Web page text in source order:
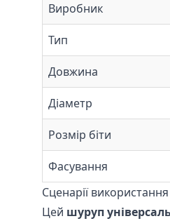
Виробник
Тип
Довжина
Діаметр
Розмір біти
Фасування
Сценарії використання
Цей шуруп